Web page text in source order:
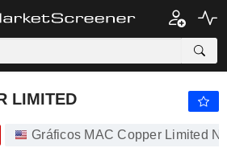
12,21 $ -
LIMITED
Gráficos MAC Copper Limited